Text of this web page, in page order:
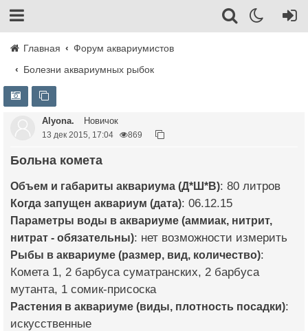
Главная
Форум аквариумистов
Болезни аквариумных рыбок
Alyona. Новичок
13 дек 2015, 17:04 869
Больна комета
Объем и габариты аквариума (Д*Ш*В): 80 литров
Когда запущен аквариум (дата): 06.12.15
Параметры воды в аквариуме (аммиак, нитрит,
нитрат - обязательны): нет возможности измерить
Рыбы в аквариуме (размер, вид, количество):
Комета 1, 2 барбуса суматранских, 2 барбуса
мутанта, 1 сомик-присоска
Растения в аквариуме (виды, плотность посадки):
искусственные